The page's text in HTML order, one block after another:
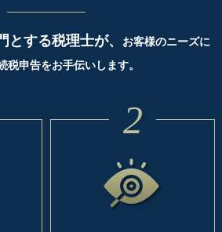
とする税理士が、
お客様のニーズに
税申告をお手伝いします。
2